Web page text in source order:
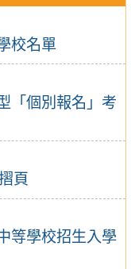
校名單
「個別報名」考
頁
等學校招生入學